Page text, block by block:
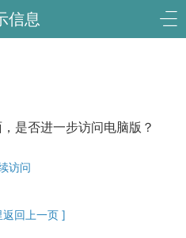
信息
是否进一步访问电脑版？
访问
回上一页 ]